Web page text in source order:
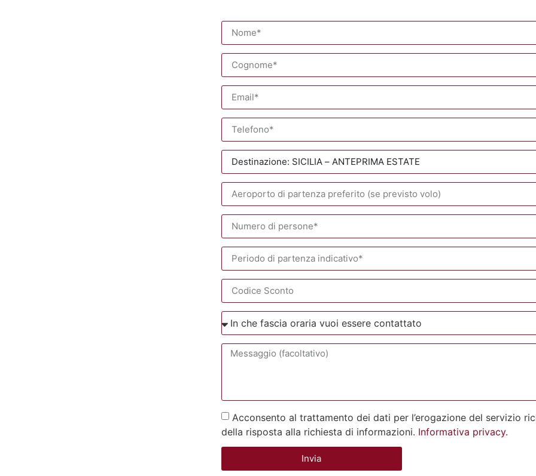
Acconsento al trattamento dei dati per l’erogazione del servizio
della risposta alla richiesta di informazioni. Informativa privacy.
Invia